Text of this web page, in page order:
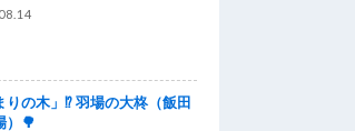
りの木」⁉ 羽場の大柊（飯田
）🌳